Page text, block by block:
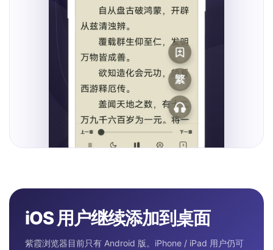
iOS 用户继续添加到桌面
紫霞浏览器目前只有 Android 版。iPhone / iPad 用户仍可